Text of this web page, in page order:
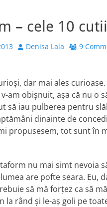
– cele 10
Author
Denisa Lala 9
dar mai ales
am obişnuit, aşa că nu o
să iau pulberea pentru
dinainte de
propusesem, tot sunt în
nu mai simt nevoia
are pofte seara. Eu,
să mă forţez ca să
la rând şi le-aş goli pe